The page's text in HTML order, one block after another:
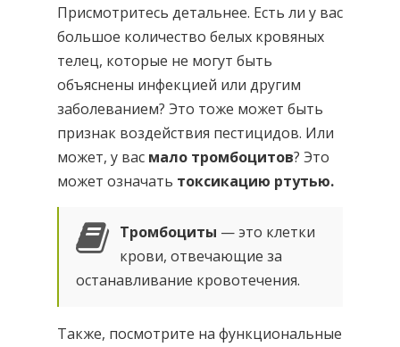
Присмотритесь детальнее. Есть ли у вас
большое количество белых кровяных
телец, которые не могут быть
объяснены инфекцией или другим
заболеванием? Это тоже может быть
признак воздействия пестицидов. Или
может, у вас мало тромбоцитов? Это
может означать токсикацию ртутью.
Тромбоциты — это клетки
крови, отвечающие за
останавливание кровотечения.
Также, посмотрите на функциональные